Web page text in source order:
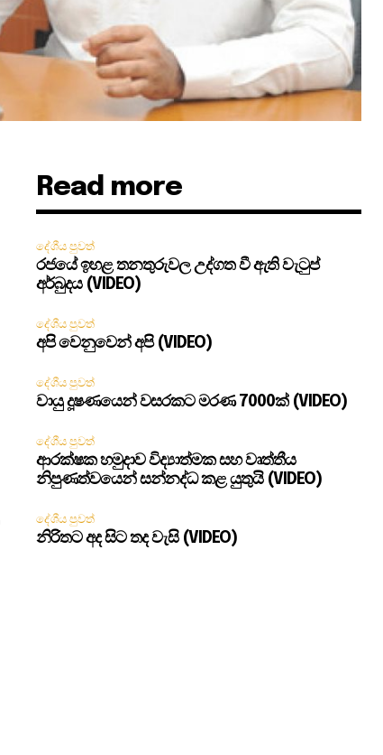
Read more
දේශීය පුවත්
රජයේ ඉහළ තනතුරුවල උද්ගත වී ඇති වැටුප්
අර්බුදය (VIDEO)
දේශීය පුවත්
අපි වෙනුවෙන් අපි (VIDEO)
දේශීය පුවත්
වායු දූෂණයෙන් වසරකට මරණ 7000ක් (VIDEO)
දේශීය පුවත්
ආරක්ෂක හමුදාව විද්‍යාත්මක සහ වෘත්තීය
නිපුණත්වයෙන් සන්නද්ධ කළ යුතුයි (VIDEO)
දේශීය පුවත්
නිරිතට අද සිට තද වැසි (VIDEO)